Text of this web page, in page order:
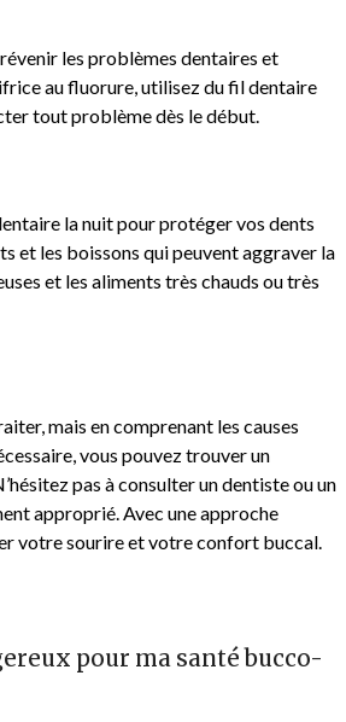
les problèmes dentaires et
au fluorure, utilisez du fil dentaire
tout problème dès le début.
la nuit pour protéger vos dents
et les boissons qui peuvent aggraver la
et les aliments très chauds ou très
mais en comprenant les causes
vous pouvez trouver un
pas à consulter un dentiste ou un
approprié. Avec une approche
votre sourire et votre confort buccal.
pour ma santé bucco-